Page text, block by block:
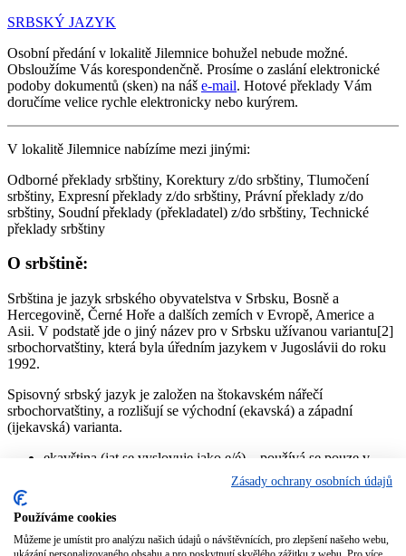
SRBSKÝ JAZYK
Osobní předání v lokalitě Jilemnice bohužel nebude možné.
Obsloužíme Vás korespondenčně. Prosíme o zaslání elektronické
podoby dokumentů (sken) na náš e-mail. Hotové překlady Vám
doručíme velice rychle elektronicky nebo kurýrem.
V lokalitě Jilemnice nabízíme mezi jinými:
Odborné překlady srbštiny, Korektury z/do srbštiny, Tlumočení
srbštiny, Expresní překlady z/do srbštiny, Právní překlady z/do
srbštiny, Soudní překlady (překladatel) z/do srbštiny, Technické
překlady srbštiny
O srbštině:
Srbština je jazyk srbského obyvatelstva v Srbsku, Bosně a
Hercegovině, Černé Hoře a dalších zemích v Evropě, Americe a
Asii. V podstatě jde o jiný název pro v Srbsku užívanou variantu[2]
srbochorvatštiny, která byla úředním jazykem v Jugoslávii do roku
1992.
Spisovný srbský jazyk je založen na štokavském nářečí
srbochorvatštiny, a rozlišují se východní (ekavská) a západní
(ijekavská) varianta.
ekavština (jat se vyslovuje jako e/é) – používá se pouze v
Srbsku, kde je z velké míry převažující výslovnost (Bělehrad,
Vojvodina, Kosovo, východní, centrální a jižní Srbsko).
Bosně a Hercegovině, Černé Hoře a Chorvatsku, v Srbsku
pouze ve západní části (pořád ustupuje pod vlivem médií)
Zásady ochrany osobních údajů
Používáme cookies
Můžeme je umístit pro analýzu našich údajů o návštěvnících, pro zlepšení našeho webu,